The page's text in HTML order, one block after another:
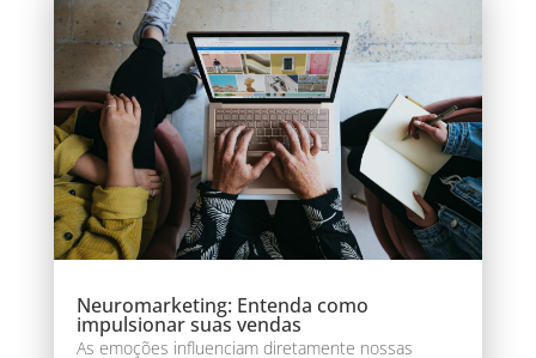
Neuromarketing: Entenda como
impulsionar suas vendas
As emoções influenciam diretamente nossas